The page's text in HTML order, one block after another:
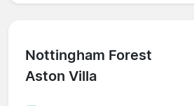
Nottingham Forest
Aston Villa